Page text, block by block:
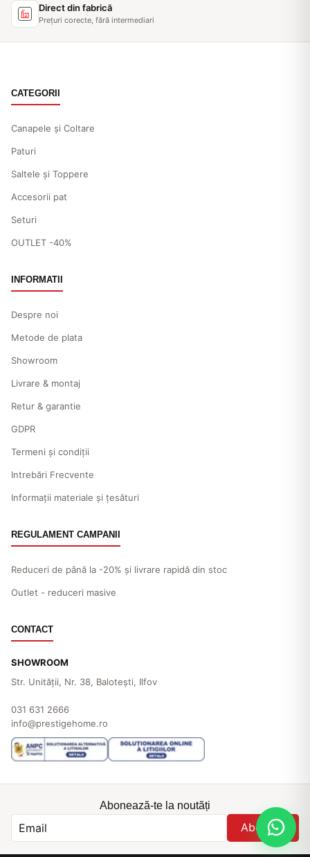
Direct din fabrică
Prețuri corecte, fără intermediari
CATEGORII
Canapele și Coltare
Paturi
Saltele și Toppere
Accesorii pat
Seturi
OUTLET -40%
INFORMATII
Despre noi
Metode de plata
Showroom
Livrare & montaj
Retur & garantie
GDPR
Termeni și condiții
Intrebări Frecvente
Informații materiale și țesături
REGULAMENT CAMPANII
Reduceri de până la -20% și livrare rapidă din stoc
Outlet - reduceri masive
CONTACT
SHOWROOM
Str. Unităţii, Nr. 38, Baloteşti, Ilfov
031 631 2666
info@prestigehome.ro
Abonează-te la noutăți
Abonare